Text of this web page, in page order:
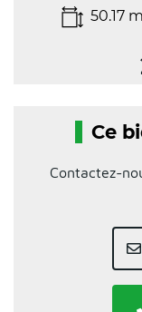
50.17
Ce
Contactez-